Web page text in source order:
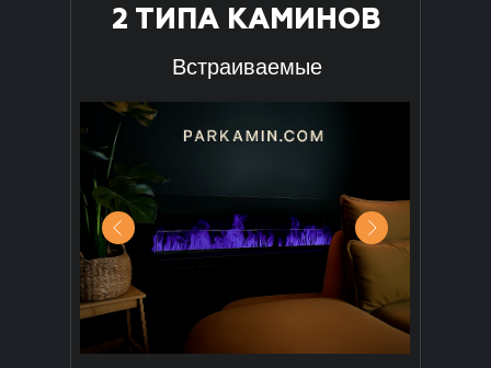
2 ТИПА КАМИНОВ
Встраиваемые